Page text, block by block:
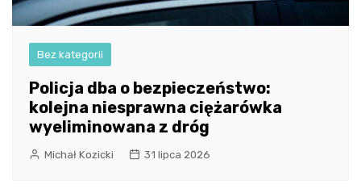
Bez kategorii
Policja dba o bezpieczeństwo:
kolejna niesprawna ciężarówka
wyeliminowana z dróg
Michał Kozicki 31 lipca 2026